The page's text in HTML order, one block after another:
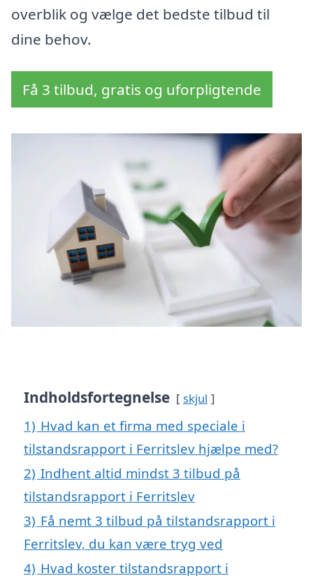
overblik og vælge det bedste tilbud til
dine behov.
Få 3 tilbud, gratis og uforpligtende
Indholdsfortegnelse skjul
1) Hvad kan et firma med speciale i
tilstandsrapport i Ferritslev hjælpe med?
2) Indhent altid mindst 3 tilbud på
tilstandsrapport i Ferritslev
3) Få nemt 3 tilbud på tilstandsrapport i
Ferritslev, du kan være tryg ved
4) Hvad koster tilstandsrapport i